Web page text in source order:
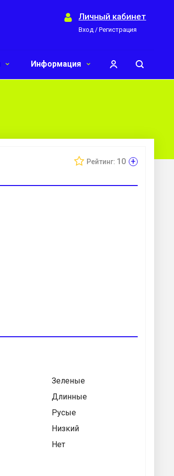
Личный кабинет
Вход / Регистрация
Информация
Рейтинг: 10 +
Зеленые
Длинные
Русые
Низкий
Нет